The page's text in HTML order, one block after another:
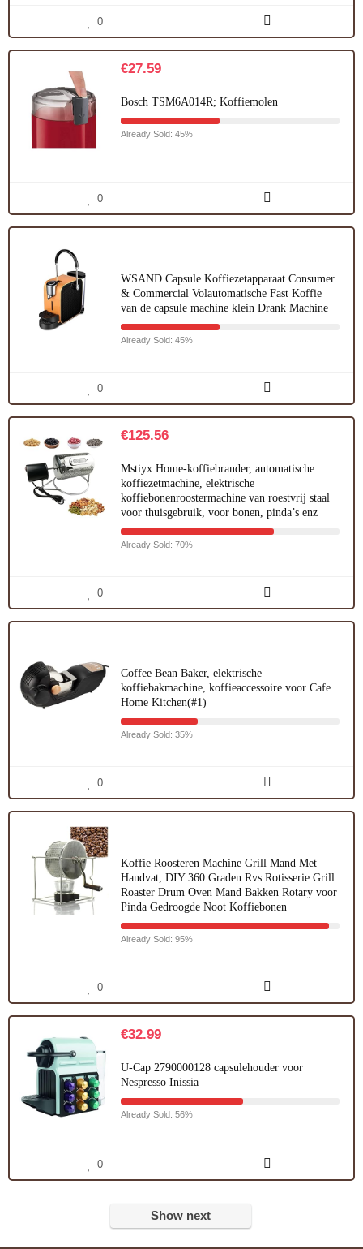
0
€27.59
Bosch TSM6A014R; Koffiemolen
Already Sold: 45%
0
WSAND Capsule Koffiezetapparaat Consumer
& Commercial Volautomatische Fast Koffie
van de capsule machine klein Drank Machine
Already Sold: 45%
0
€125.56
Mstiyx Home-koffiebrander, automatische
koffiezetmachine, elektrische
koffiebonenroostermachine van roestvrij staal
voor thuisgebruik, voor bonen, pinda’s enz
Already Sold: 70%
0
Coffee Bean Baker, elektrische
koffiebakmachine, koffieaccessoire voor Cafe
Home Kitchen(#1)
Already Sold: 35%
0
Koffie Roosteren Machine Grill Mand Met
Handvat, DIY 360 Graden Rvs Rotisserie Grill
Roaster Drum Oven Mand Bakken Rotary voor
Pinda Gedroogde Noot Koffiebonen
Already Sold: 95%
0
€32.99
U-Cap 2790000128 capsulehouder voor
Nespresso Inissia
Already Sold: 56%
0
Show next